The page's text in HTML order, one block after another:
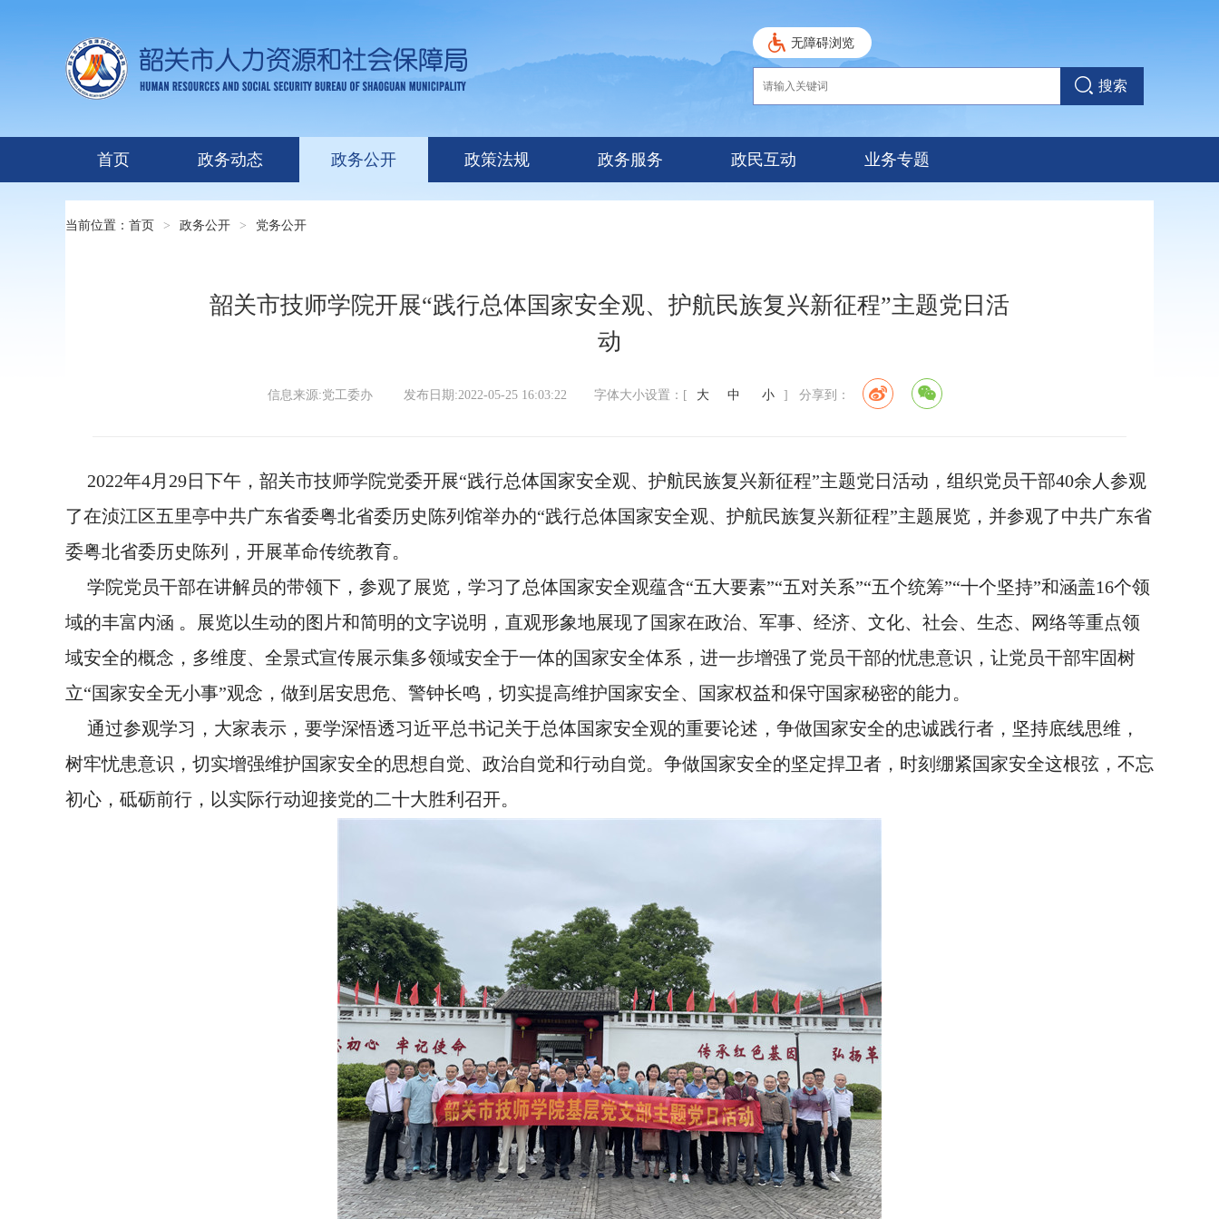
无障碍浏览
搜索
首页 政务动态 政务公开 政策法规 政务服务 政民互动 业务专题
当前位置： 首页 > 政务公开 > 党务公开
韶关市技师学院开展“践行总体国家安全观、护航民族复兴新征程”主题党日活
动
信息来源:党工委办 发布日期:2022-05-25 16:03:22 字体大小设置：[ 大 中 小 ] 分享到：
2022年4月29日下午，韶关市技师学院党委开展“践行总体国家安全观、护航民族复兴新征程”主题党日活动，组织党员干部40余人参观
了在浈江区五里亭中共广东省委粤北省委历史陈列馆举办的“践行总体国家安全观、护航民族复兴新征程”主题展览，并参观了中共广东省
委粤北省委历史陈列，开展革命传统教育。
学院党员干部在讲解员的带领下，参观了展览，学习了总体国家安全观蕴含“五大要素”“五对关系”“五个统筹”“十个坚持”和涵盖16个领
域的丰富内涵 。展览以生动的图片和简明的文字说明，直观形象地展现了国家在政治、军事、经济、文化、社会、生态、网络等重点领
域安全的概念，多维度、全景式宣传展示集多领域安全于一体的国家安全体系，进一步增强了党员干部的忧患意识，让党员干部牢固树
立“国家安全无小事”观念，做到居安思危、警钟长鸣，切实提高维护国家安全、国家权益和保守国家秘密的能力。
通过参观学习，大家表示，要学深悟透习近平总书记关于总体国家安全观的重要论述，争做国家安全的忠诚践行者，坚持底线思维，
树牢忧患意识，切实增强维护国家安全的思想自觉、政治自觉和行动自觉。争做国家安全的坚定捍卫者，时刻绷紧国家安全这根弦，不忘
初心，砥砺前行，以实际行动迎接党的二十大胜利召开。